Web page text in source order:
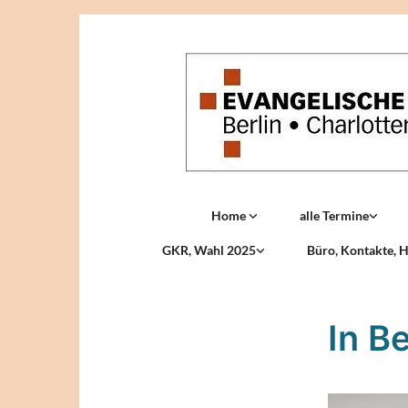
Home alle Termine
GKR, Wahl 2025 Büro, Kontakte,
In